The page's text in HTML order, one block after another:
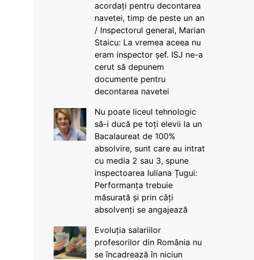
acordați pentru decontarea
navetei, timp de peste un an
/ Inspectorul general, Marian
Staicu: La vremea aceea nu
eram inspector șef. ISJ ne-a
cerut să depunem
documente pentru
decontarea navetei
Nu poate liceul tehnologic
să-i ducă pe toți elevii la un
Bacalaureat de 100%
absolvire, sunt care au intrat
cu media 2 sau 3, spune
inspectoarea Iuliana Țugui:
Performanța trebuie
măsurată și prin câți
absolvenți se angajează
Evoluția salariilor
profesorilor din România nu
se încadrează în niciun